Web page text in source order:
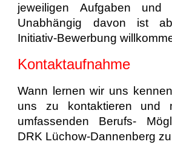
jeweiligen Aufgaben und
Unabhängig davon ist
Initiativ-Bewerbung
Kontaktaufnahme
Wann lernen wir uns
uns zu kontaktieren und
umfassenden Berufs-
DRK Lüchow-Dannenberg